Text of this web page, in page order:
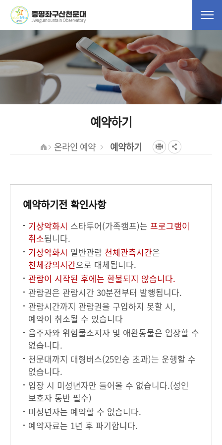
예약하기
온라인 예약 예약하기
예약하기전 확인사항
기상악화시 스타투어(가족캠프)는 프로그램이
취소됩니다.
기상악화시 일반관람 천체관측시간은
천체강의시간으로 대체됩니다.
관람이 시작된 후에는 환불되지 않습니다.
관람권은 관람시간 30분전부터 발행됩니다.
관람시간까지 관람권을 구입하지 못할 시,
예약이 취소될 수 있습니다
음주자와 위험물소지자 및 애완동물은 입장할 수
없습니다.
천문대까지 대형버스(25인승 초과)는 운행할 수
없습니다.
입장 시 미성년자만 들어올 수 없습니다.(성인
보호자 동반 필수)
미성년자는 예약할 수 없습니다.
예약자료는 1년 후 파기합니다.